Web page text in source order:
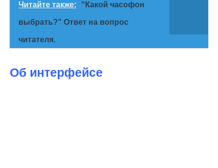
Читайте также: "Какой часофон
выбрать?" Ответ на вопрос
читателя.
Об интерфейсе